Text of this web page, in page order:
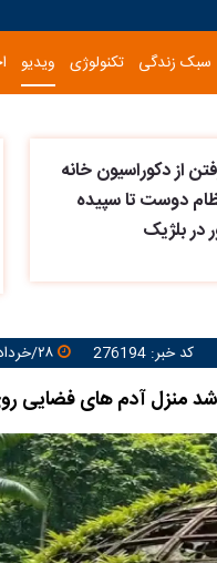
سبک زندگی تکنولوژی ویدیو
از دکوراسیون خانه
دوست تا سپیده
در بلژیک
کد خبر: 276194 ۲۸/خرداد/۱۴۰۵ ۱۲:۳۹:۲۹
شد منزل آدم های فضایی